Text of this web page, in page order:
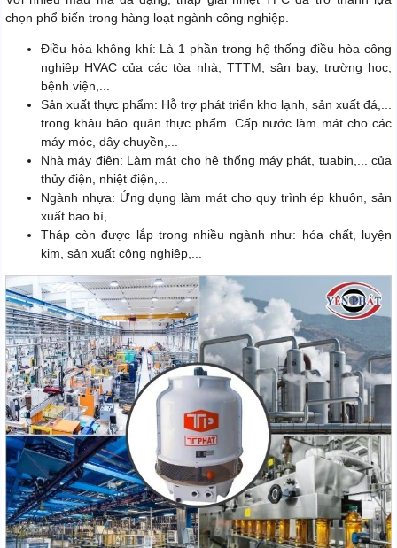
chọn phổ biến trong hàng loạt ngành công nghiệp.
Điều hòa không khí: Là 1 phần trong hệ thống điều hòa công
nghiệp HVAC của các tòa nhà, TTTM, sân bay, trường học,
bệnh viện,...
Sản xuất thực phẩm: Hỗ trợ phát triển kho lạnh, sản xuất đá,...
trong khâu bảo quản thực phẩm. Cấp nước làm mát cho các
máy móc, dây chuyền,...
Nhà máy điện: Làm mát cho hệ thống máy phát, tuabin,... của
thủy điện, nhiệt điện,...
Ngành nhựa: Ứng dụng làm mát cho quy trình ép khuôn, sản
xuất bao bì,...
Tháp còn được lắp trong nhiều ngành như: hóa chất, luyện
kim, sản xuất công nghiệp,...